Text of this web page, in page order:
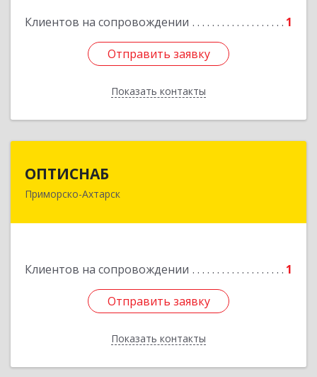
Клиентов на сопровождении 1
Отправить заявку
Показать контакты
Подробнее
Отправить заявку
Назад
ОПТИСНАБ
Приморско-Ахтарск
Клиентов на сопровождении 1
Отправить заявку
Показать контакты
353864, Краснодарский край, Приморско-
Подробнее
Отправить заявку
Назад